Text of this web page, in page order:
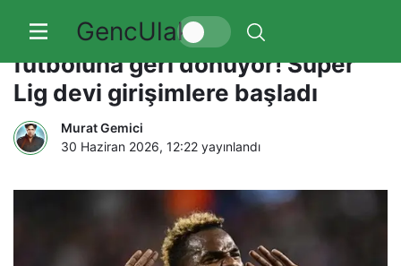
GencUlak
Aaron Boupendza, Türk
futboluna geri dönüyor! Süper
Lig devi girişimlere başladı
Murat Gemici
30 Haziran 2026, 12:22 yayınlandı